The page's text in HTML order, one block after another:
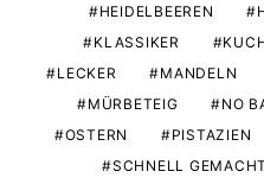
HEIDELBEEREN
KLASSIKER
LECKER
MANDELN
MÜRBETEIG
NO
OSTERN
PISTAZIEN
SCHNELL GEMACHT